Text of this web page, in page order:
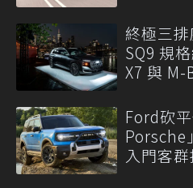
終極三
SQ9 規
X7 與 M-
Ford砍
入門客